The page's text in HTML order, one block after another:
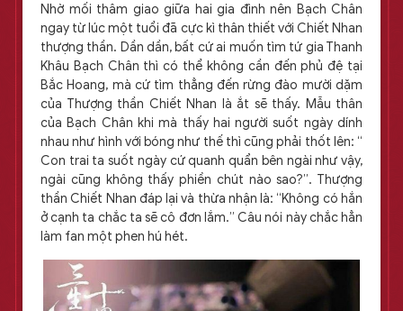
Nhờ mối thâm giao giữa hai gia đình nên Bạch Chân
ngay từ lúc một tuổi đã cực kì thân thiết với Chiết Nhan
thượng thần. Dần dần, bất cứ ai muốn tìm tứ gia Thanh
Khâu Bạch Chân thì có thể không cần đến phủ đệ tại
Bắc Hoang, mà cứ tìm thẳng đến rừng đào mười dặm
của Thượng thần Chiết Nhan là ắt sẽ thấy. Mẫu thân
của Bạch Chân khi mà thấy hai người suốt ngày dính
nhau như hình với bóng như thế thì cũng phải thốt lên: “
Con trai ta suốt ngày cứ quanh quẩn bên ngài như vậy,
ngài cũng không thấy phiền chút nào sao?”. Thượng
thần Chiết Nhan đáp lại và thừa nhận là: “Không có hắn
ở cạnh ta chắc ta sẽ cô đơn lắm.” Câu nói này chắc hẳn
làm fan một phen hú hét.